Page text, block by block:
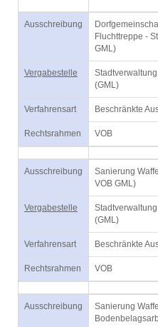
Ausschreibung
Fluchttreppe -
GML)
Vergabestelle
(GML)
Verfahrensart Beschränkte
Rechtsrahmen VOB
Ausschreibung
Sanierung
VOB GML)
Vergabestelle
(GML)
Verfahrensart Beschränkte
Rechtsrahmen VOB
Ausschreibung
Sanierung